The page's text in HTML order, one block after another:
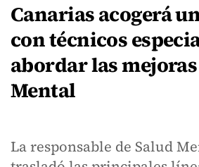
Canarias acogerá
con técnicos
abordar las
Mental
La responsable de Salud